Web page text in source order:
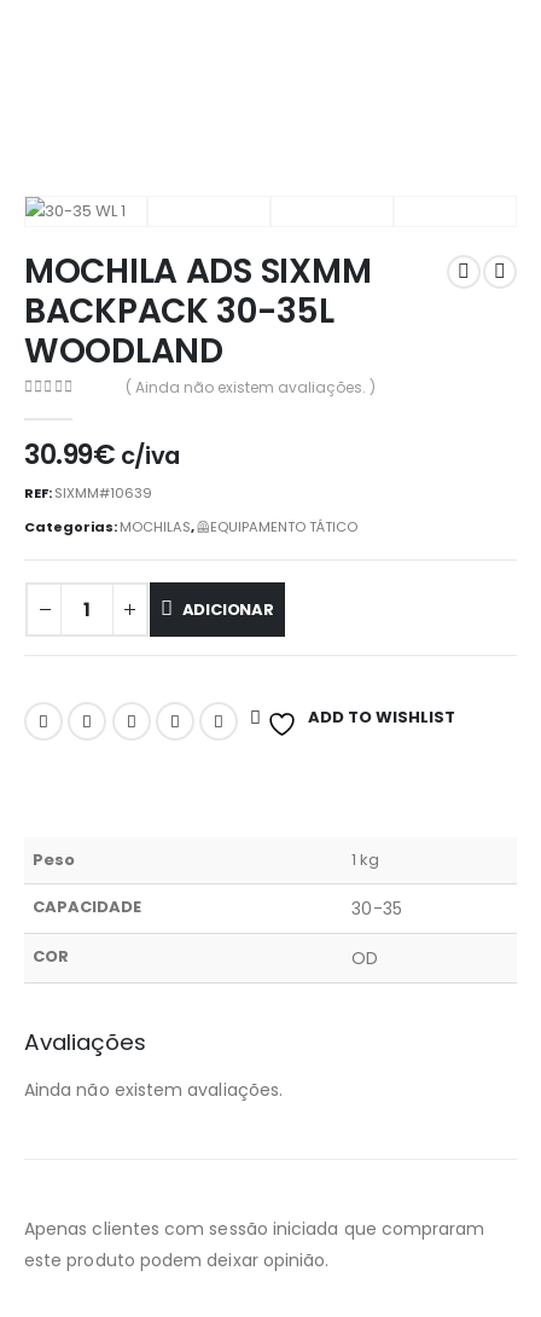
MOCHILA ADS SIXMM
BACKPACK 30-35L
WOODLAND
( Ainda não existem avaliações. )
30.99€ c/iva
REF:SIXMM#10639
Categorias:MOCHILAS,🦺EQUIPAMENTO TÁTICO
ADICIONAR
ADD TO WISHLIST
Peso 1 kg
CAPACIDADE 30-35
COR OD
Avaliações
Ainda não existem avaliações.
Apenas clientes com sessão iniciada que compraram
este produto podem deixar opinião.